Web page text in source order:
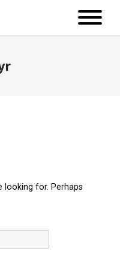
looking for. Perhaps